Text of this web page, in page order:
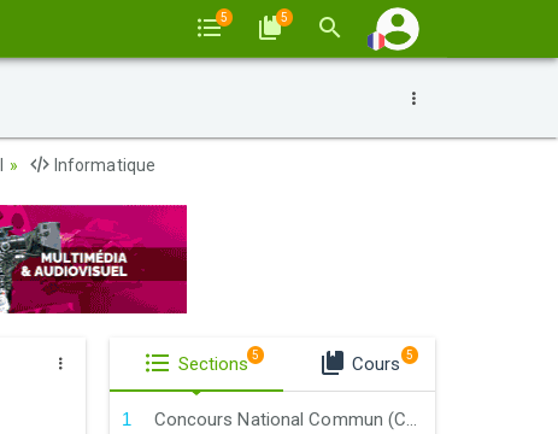
5 5
Informatique
Sections 5 Cours 5
Concours National Commun (CNC)